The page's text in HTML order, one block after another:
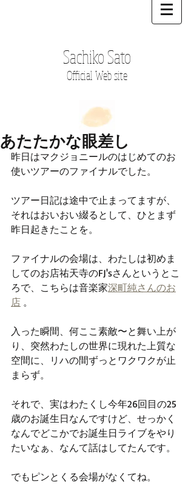
Sachiko Sato
Official Web site
あたたかな眼差し
昨日はマクジョニールのはじめてのお
使いツアーのファイナルでした。
ツアー日記は途中で止まってますが、
それはおいおい綴るとして、ひとまず
昨日起きたことを。
ファイナルの会場は、わたしは初めま
してのお店祐天寺のFJ'sさんというとこ
ろで、こちらは音楽家深町純さんのお
店 。
入った瞬間、何ここ素敵〜と舞い上が
り、突然わたしの世界に現れた上質な
空間に、リハの間ずっとワクワクが止
まらず。
それで、実はわたくし今年26回目の25
歳のお誕生日なんですけど、せっかく
なんでどこかでお誕生日ライブをやり
たいなぁ、なんて話はしてたんです。
でもピンとくる会場がなくてね。